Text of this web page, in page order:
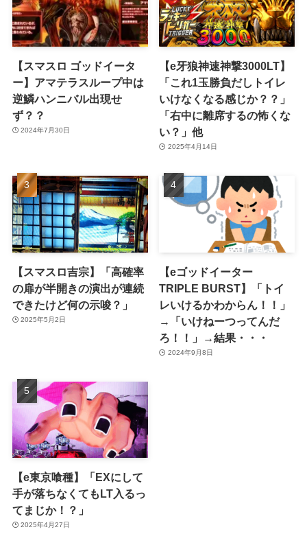
【スマスロ ゴッドイータ
ー】アマテラスループ中は
逆鱗ハンニバル出現せ
ず？？
2024年7月30日
【e牙狼神速神撃3000LT】
「これ1玉勝負だしトイレ
いけなくなる感じか？？」
「右中に離席するの怖くな
い？」他
2025年4月14日
【スマスロ吉宗】「高確率
の扉が半開きの演出が連続
できたけど何の示唆？」
2025年5月2日
【eゴッドイーター
TRIPLE BURST】「トイ
レいけるかわからん！！」
→「いけねーつってんだ
ろ！！」→結果・・・
2024年9月8日
【e東京喰種】「EXにして
手が落ちなくてもLT入るっ
てまじか！？」
2025年4月27日